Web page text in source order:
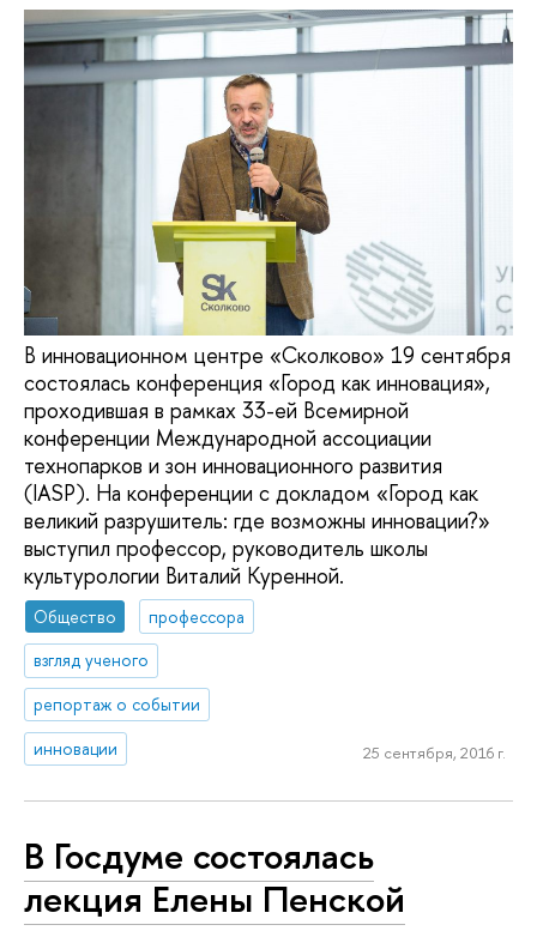
В инновационном центре «Сколково» 19 сентября
состоялась конференция «Город как инновация»,
проходившая в рамках 33-ей Всемирной
конференции Международной ассоциации
технопарков и зон инновационного развития
(IASP). На конференции с докладом «Город как
великий разрушитель: где возможны инновации?»
выступил профессор, руководитель школы
культурологии Виталий Куренной.
Общество
профессора
взгляд ученого
репортаж о событии
инновации
25 сентября, 2016 г.
В Госдуме состоялась
лекция Елены Пенской